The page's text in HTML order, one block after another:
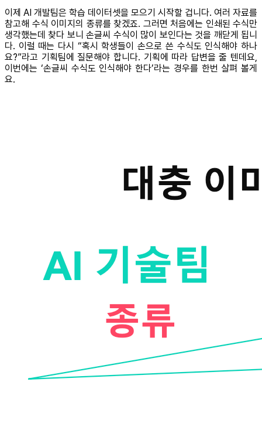
이제 AI 개발팀은 학습 데이터셋을 모으기 시작할 겁니다. 여러 자료를
참고해 수식 이미지의 종류를 찾겠죠. 그러면 처음에는 인쇄된 수식만
생각했는데 찾다 보니 손글씨 수식이 많이 보인다는 것을 깨닫게 됩니
다. 이럴 때는 다시 “혹시 학생들이 손으로 쓴 수식도 인식해야 하나
요?”라고 기획팀에 질문해야 합니다. 기획에 따라 답변을 줄 텐데요,
이번에는 ‘손글씨 수식도 인식해야 한다’라는 경우를 한번 살펴 볼게
요.